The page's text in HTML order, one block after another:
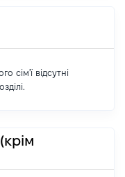
сім'ї відсутні